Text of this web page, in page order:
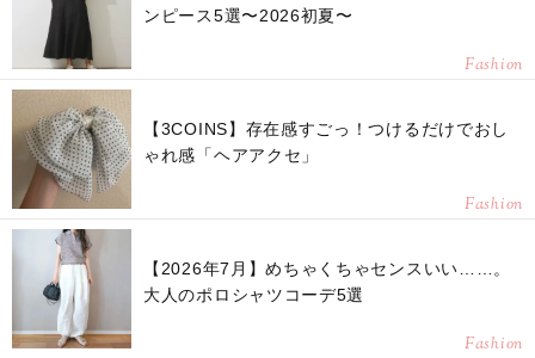
ンピース5選〜2026初夏〜
Fashion
【3COINS】存在感すごっ！つけるだけでおし
ゃれ感「ヘアアクセ」
Fashion
【2026年7月】めちゃくちゃセンスいい……。
大人のポロシャツコーデ5選
Fashion